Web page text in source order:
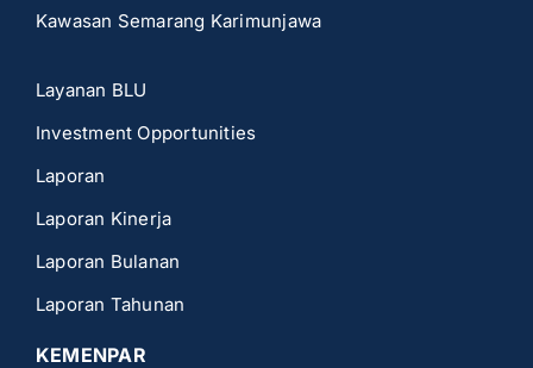
Kawasan Semarang Karimunjawa
Layanan BLU
Investment Opportunities
Laporan
Laporan Kinerja
Laporan Bulanan
Laporan Tahunan
KEMENPAR